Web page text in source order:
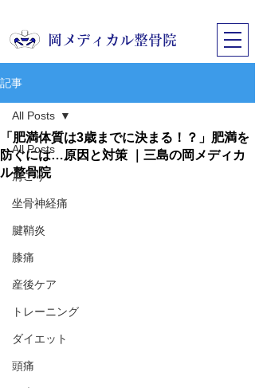
​岡メディカル整骨院
記事
All Posts
肩こり
坐骨神経痛
腱鞘炎
膝痛
産後ケア
トレーニング
ダイエット
頭痛
All Posts
「肥満体質は3歳までに決まる！？」肥満を
防ぐには…原因と対策 ｜三島の岡メディカ
ル整骨院